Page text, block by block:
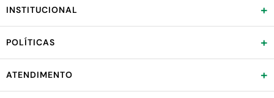
INSTITUCIONAL +
POLÍTICAS +
ATENDIMENTO +